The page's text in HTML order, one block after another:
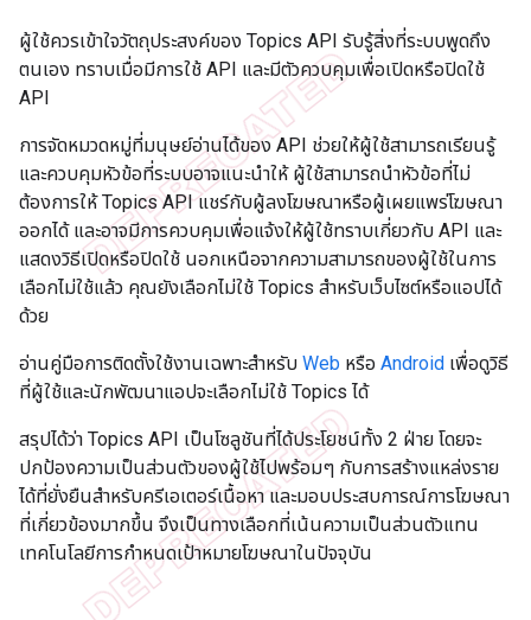
ผู้ใช้ควรเข้าใจวัตถุประสงค์ของ Topics API รับรู้สิ่งที่ระบบพูดถึง
ตนเอง ทราบเมื่อมีการใช้ API และมีตัวควบคุมเพื่อเปิดหรือปิดใช้
API
การจัดหมวดหมู่ที่มนุษย์อ่านได้ของ API ช่วยให้ผู้ใช้สามารถเรียนรู้
และควบคุมหัวข้อที่ระบบอาจแนะนำให้ ผู้ใช้สามารถนำหัวข้อที่ไม่
ต้องการให้ Topics API แชร์กับผู้ลงโฆษณาหรือผู้เผยแพร่โฆษณา
ออกได้ และอาจมีการควบคุมเพื่อแจ้งให้ผู้ใช้ทราบเกี่ยวกับ API และ
แสดงวิธีเปิดหรือปิดใช้ นอกเหนือจากความสามารถของผู้ใช้ในการ
เลือกไม่ใช้แล้ว คุณยังเลือกไม่ใช้ Topics สำหรับเว็บไซต์หรือแอปได้
ด้วย
อ่านคู่มือการติดตั้งใช้งานเฉพาะสำหรับ Web หรือ Android เพื่อดูวิธี
ที่ผู้ใช้และนักพัฒนาแอปจะเลือกไม่ใช้ Topics ได้
สรุปได้ว่า Topics API เป็นโซลูชันที่ได้ประโยชน์ทั้ง 2 ฝ่าย โดยจะ
ปกป้องความเป็นส่วนตัวของผู้ใช้ไปพร้อมๆ กับการสร้างแหล่งราย
ได้ที่ยั่งยืนสำหรับครีเอเตอร์เนื้อหา และมอบประสบการณ์การโฆษณา
ที่เกี่ยวข้องมากขึ้น จึงเป็นทางเลือกที่เน้นความเป็นส่วนตัวแทน
เทคโนโลยีการกำหนดเป้าหมายโฆษณาในปัจจุบัน